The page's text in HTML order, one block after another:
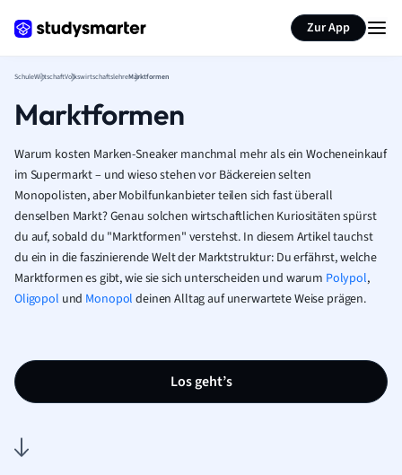
Zur App
SchuleWirtschaftVolkswirtschaftslehreMarktformen
Marktformen
Warum kosten Marken-Sneaker manchmal mehr als ein Wocheneinkauf
im Supermarkt – und wieso stehen vor Bäckereien selten
Monopolisten, aber Mobilfunkanbieter teilen sich fast überall
denselben Markt? Genau solchen wirtschaftlichen Kuriositäten spürst
du auf, sobald du "Marktformen" verstehst. In diesem Artikel tauchst
du ein in die faszinierende Welt der Marktstruktur: Du erfährst, welche
Marktformen es gibt, wie sie sich unterscheiden und warum Polypol,
Oligopol und Monopol deinen Alltag auf unerwartete Weise prägen.
Los geht’s
Seite zusammenfassen